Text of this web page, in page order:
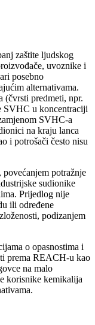
zaštite ljudskog
uvoznike i
posebno
alternativama.
(čvrsti predmeti, npr.
SVHC u koncentraciji
SVHC-a
na kraju lanca
i potrošači često nisu
potražnje
sudionike
Prijedlog nije
ili određene
podizanjem
o opasnostima i
prema REACH-u kao
na malo
korisnike kemikalija